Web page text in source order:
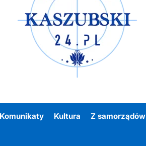
Komunikaty Kultura Z samorządów